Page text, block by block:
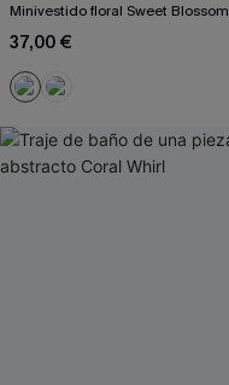
Minivestido floral Sweet Blossom
37,00 €